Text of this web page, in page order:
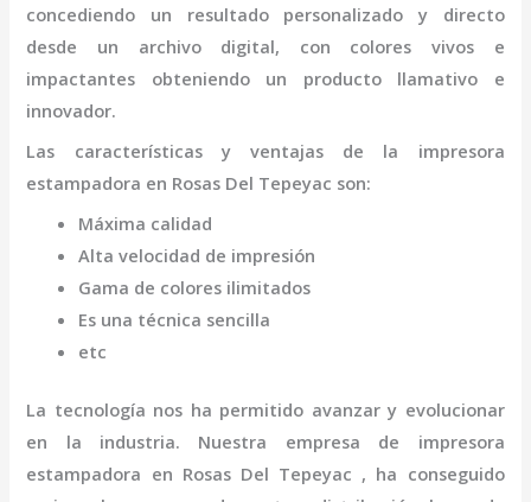
concediendo un resultado personalizado y directo
desde un archivo digital, con colores vivos e
impactantes obteniendo un producto llamativo e
innovador.
Las características y ventajas de la impresora
estampadora en Rosas Del Tepeyac son:
Máxima calidad
Alta velocidad de impresión
Gama de colores ilimitados
Es una técnica sencilla
etc
La tecnología nos ha permitido avanzar y evolucionar
en la industria. Nuestra empresa de impresora
estampadora en Rosas Del Tepeyac , ha conseguido